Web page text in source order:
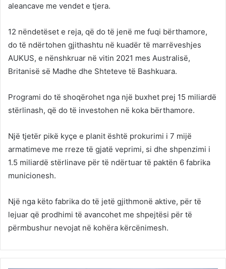
aleancave me vendet e tjera.
12 nëndetëset e reja, që do të jenë me fuqi bërthamore,
do të ndërtohen gjithashtu në kuadër të marrëveshjes
AUKUS, e nënshkruar në vitin 2021 mes Australisë,
Britanisë së Madhe dhe Shteteve të Bashkuara.
Programi do të shoqërohet nga një buxhet prej 15 miliardë
stërlinash, që do të investohen në koka bërthamore.
Një tjetër pikë kyçe e planit është prokurimi i 7 mijë
armatimeve me rreze të gjatë veprimi, si dhe shpenzimi i
1.5 miliardë stërlinave për të ndërtuar të paktën 6 fabrika
municionesh.
Një nga këto fabrika do të jetë gjithmonë aktive, për të
lejuar që prodhimi të avancohet me shpejtësi për të
përmbushur nevojat në kohëra kërcënimesh.